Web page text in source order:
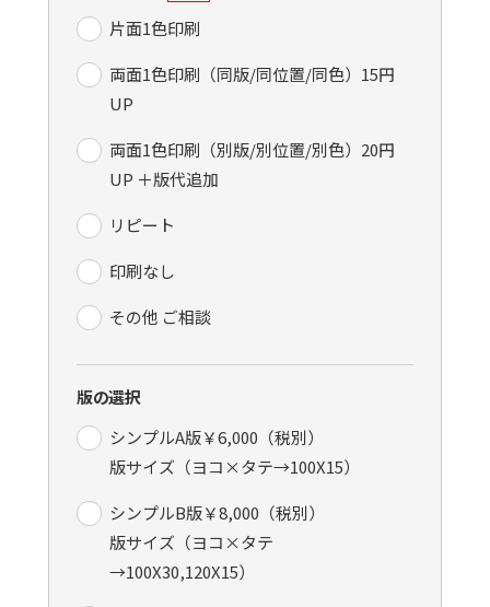
片面1色印刷
両面1色印刷（同版/同位置/同色）15円
UP
両面1色印刷（別版/別位置/別色）20円
UP ＋版代追加
リピート
印刷なし
その他 ご相談
版の選択
シンプルA版￥6,000（税別）
版サイズ（ヨコ×タテ→100X15）
シンプルB版￥8,000（税別）
版サイズ（ヨコ×タテ
→100X30,120X15）